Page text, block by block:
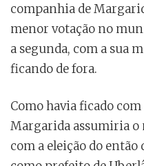
companhia de
menor votação no
a segunda, com a sua
ficando de fora.
Como havia ficado
Margarida assumiria o
com a eleição do